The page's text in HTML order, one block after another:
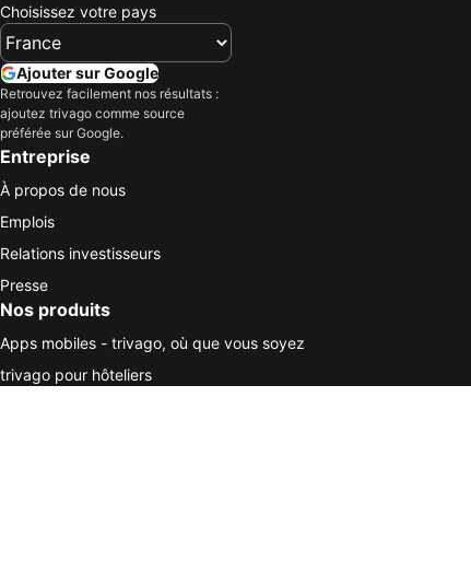
Choisissez votre pays
Ajouter sur Google
Retrouvez facilement nos résultats :
ajoutez trivago comme source
préférée sur Google.
Entreprise
À propos de nous
Emplois
Relations investisseurs
Presse
Nos produits
Apps mobiles - trivago, où que vous soyez
trivago pour hôteliers